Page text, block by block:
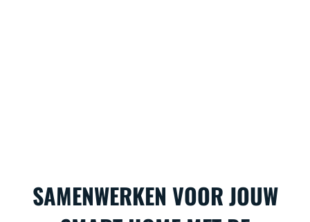
SAMENWERKEN VOOR JOUW